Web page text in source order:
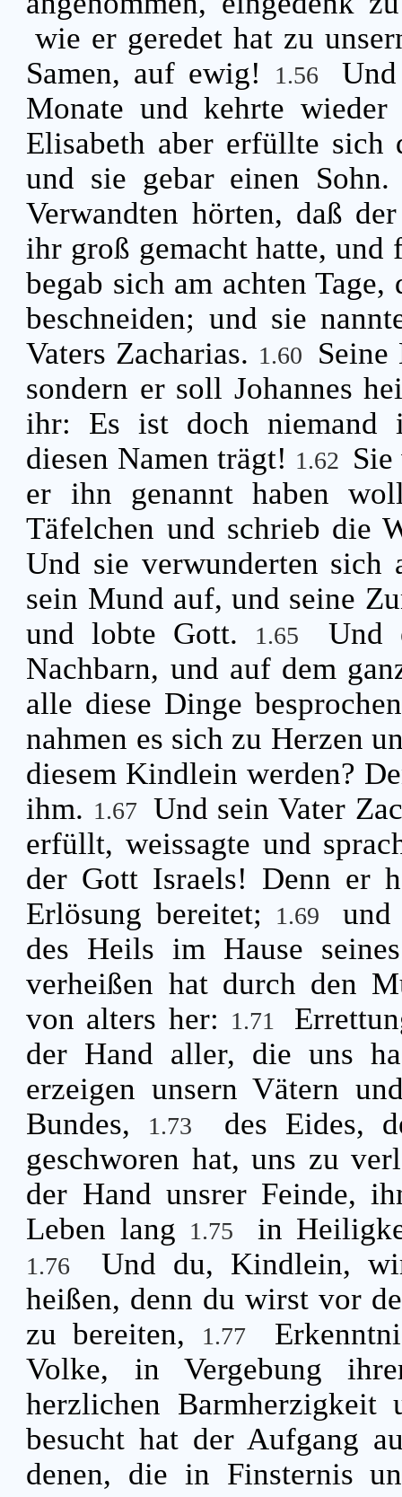
wie er geredet hat zu
Samen, auf ewig!
1.56
Monate und kehrte
Elisabeth aber erfüllte sich
und sie gebar einen
Verwandten hörten, daß
ihr groß gemacht hatte,
begab sich am achten
beschneiden; und sie
Vaters Zacharias. 1.60
sondern er soll Johannes
ihr: Es ist doch niemand
diesen Namen trägt! 1.62
er ihn genannt haben
Täfelchen und schrieb die
Und sie verwunderten
sein Mund auf, und seine
und lobte Gott.
1.65
Und
Nachbarn, und auf dem
alle diese Dinge
nahmen es sich zu Herzen
diesem Kindlein werden?
ihm. 1.67 Und sein Vater
erfüllt, weissagte und
der Gott Israels! Denn er
Erlösung bereitet;
1.69
des Heils im Hause
verheißen hat durch den
von alters her: 1.71
der Hand aller, die uns
erzeigen unsern Vätern
Bundes,
1.73
des Eides,
geschworen hat, uns zu
der Hand unsrer Feinde,
Leben lang
1.75 in
1.76
Und du, Kindlein,
heißen, denn du wirst vor
zu bereiten,
1.77
Volke, in Vergebung
herzlichen Barmherzigkeit
besucht hat der Aufgang
denen, die in Finsternis